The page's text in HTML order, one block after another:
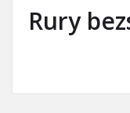
Rury